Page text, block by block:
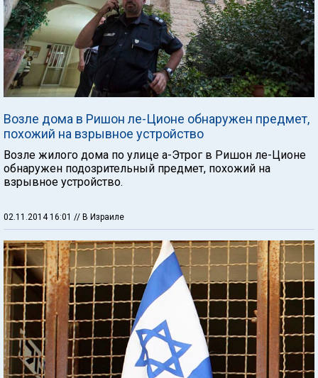
Возле дома в Ришон ле-Ционе обнаружен предмет,
похожий на взрывное устройство
Возле жилого дома по улице а-Этрог в Ришон ле-Ционе
обнаружен подозрительный предмет, похожий на
взрывное устройство.
02.11.2014 16:01 // В Израиле